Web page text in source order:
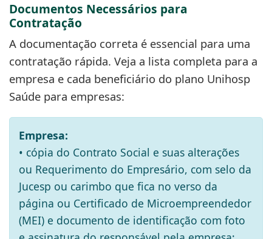
Documentos Necessários para
Contratação
A documentação correta é essencial para uma
contratação rápida. Veja a lista completa para a
empresa e cada beneficiário do plano Unihosp
Saúde para empresas:
Empresa:
• cópia do Contrato Social e suas alterações
ou Requerimento do Empresário, com selo da
Jucesp ou carimbo que fica no verso da
página ou Certificado de Microempreendedor
(MEI) e documento de identificação com foto